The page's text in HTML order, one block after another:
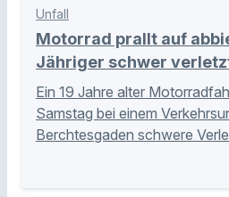
Unfall
Motorrad prallt auf
Jähriger schwer
Ein 19 Jahre alter
Samstag bei einem
Berchtesgaden schwere